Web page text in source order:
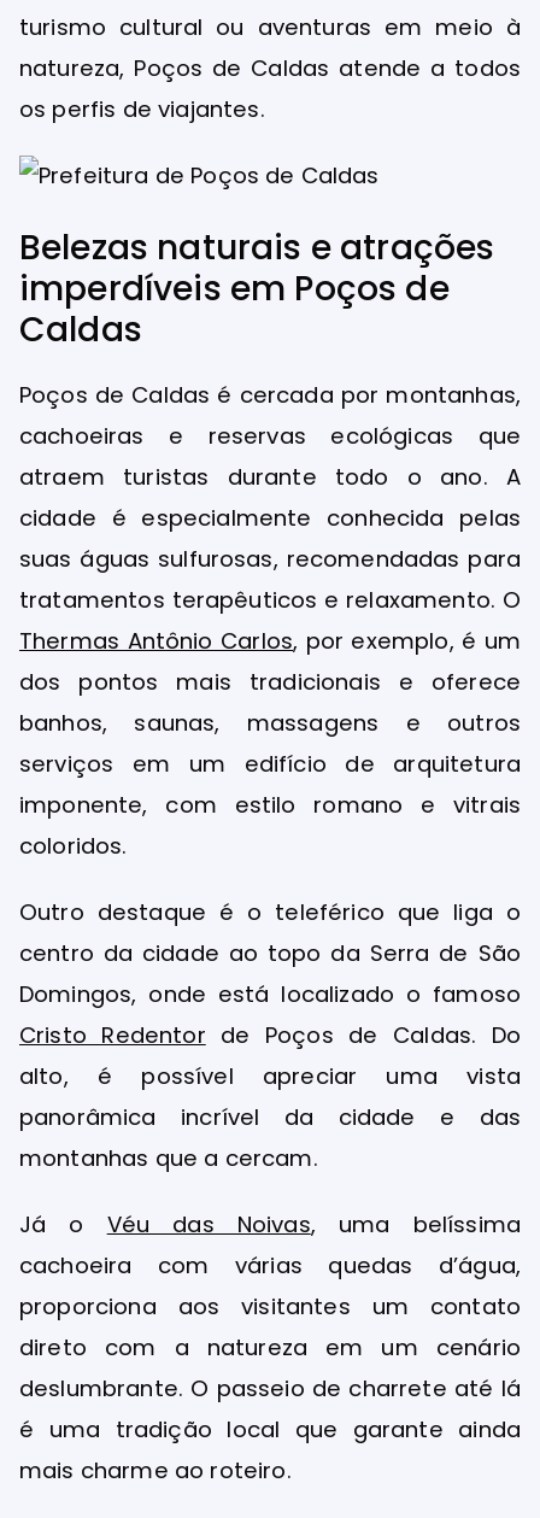
turismo cultural ou aventuras em meio à
natureza, Poços de Caldas atende a todos
os perfis de viajantes.
Belezas naturais e atrações
imperdíveis em Poços de
Caldas
Poços de Caldas é cercada por montanhas,
cachoeiras e reservas ecológicas que
atraem turistas durante todo o ano. A
cidade é especialmente conhecida pelas
suas águas sulfurosas, recomendadas para
tratamentos terapêuticos e relaxamento. O
Thermas Antônio Carlos, por exemplo, é um
dos pontos mais tradicionais e oferece
banhos, saunas, massagens e outros
serviços em um edifício de arquitetura
imponente, com estilo romano e vitrais
coloridos.
Outro destaque é o teleférico que liga o
centro da cidade ao topo da Serra de São
Domingos, onde está localizado o famoso
Cristo Redentor de Poços de Caldas. Do
alto, é possível apreciar uma vista
panorâmica incrível da cidade e das
montanhas que a cercam.
Já o Véu das Noivas, uma belíssima
cachoeira com várias quedas d’água,
proporciona aos visitantes um contato
direto com a natureza em um cenário
deslumbrante. O passeio de charrete até lá
é uma tradição local que garante ainda
mais charme ao roteiro.